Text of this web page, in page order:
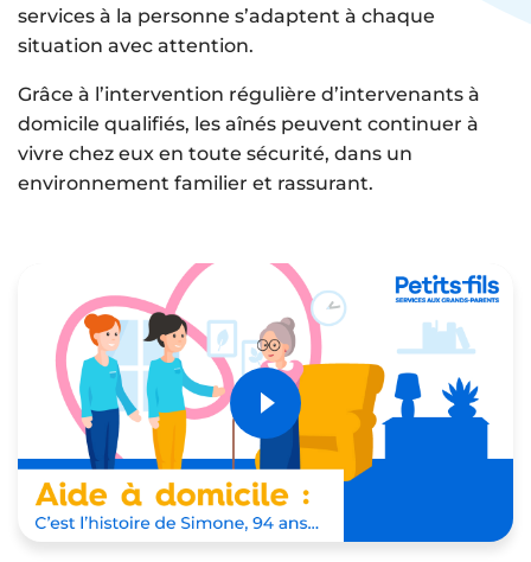
services à la personne s’adaptent à chaque
situation avec attention.
Grâce à l’intervention régulière d’intervenants à
domicile qualifiés, les aînés peuvent continuer à
vivre chez eux en toute sécurité, dans un
environnement familier et rassurant.